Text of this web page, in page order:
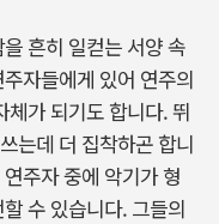
흔히 일컫는 서양 속
자들에게 있어 연주의
체가 되기도 합니다. 뛰
는데 더 집착하곤 합니
주자 중에 악기가 형
수 있습니다. 그들의